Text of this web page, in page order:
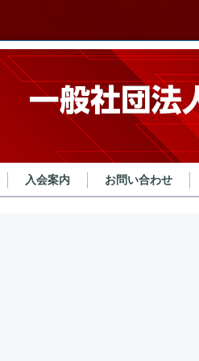
入会案内 お問い合わせ